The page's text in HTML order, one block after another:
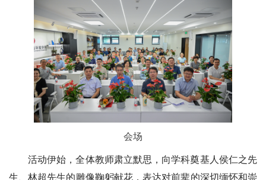
会场
活动伊始，全体教师肃立默思，向学科奠基人侯仁之先
生、林超先生的雕像鞠躬献花，表达对前辈的深切缅怀和崇